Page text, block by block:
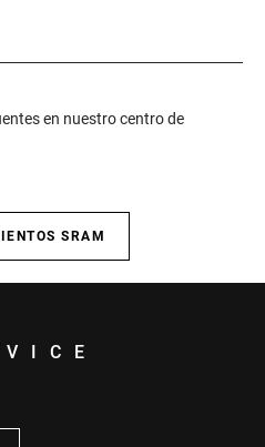
en nuestro centro de
SRAM